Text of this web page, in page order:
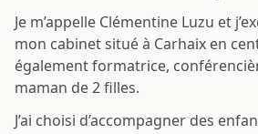
Je m’appelle Clémentine Luzu et
mon cabinet situé à Carhaix en
également formatrice,
maman de 2 filles.
J’ai choisi d’accompagner des